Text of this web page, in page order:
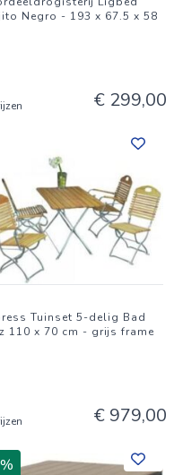
Negro - 193 x 67.5 x 58
€ 299,00
Tuinset 5-delig Bad
110 x 70 cm - grijs frame
€ 979,00